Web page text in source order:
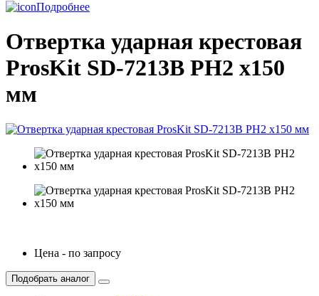
Подробнее
Отвертка ударная крестовая
ProsKit SD-7213B PH2 x150
мм
Цена - по запросу
Подобрать аналог